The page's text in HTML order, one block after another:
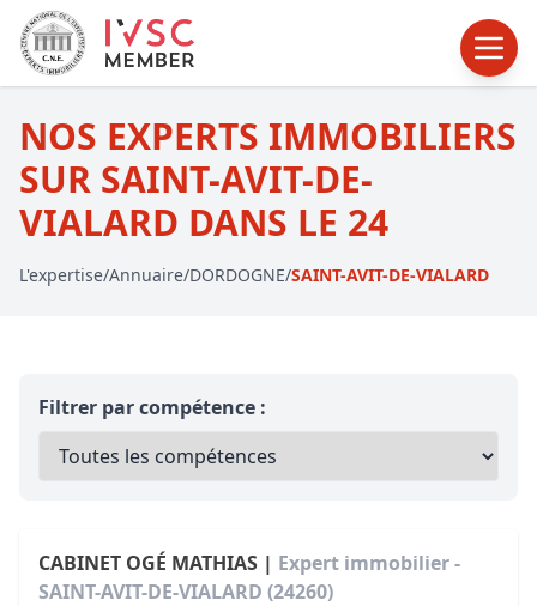
NOS EXPERTS IMMOBILIERS
SUR SAINT-AVIT-DE-
VIALARD DANS LE 24
L'expertise/Annuaire/DORDOGNE/SAINT-AVIT-DE-VIALARD
Filtrer par compétence :
CABINET OGÉ MATHIAS | Expert immobilier -
SAINT-AVIT-DE-VIALARD (24260)